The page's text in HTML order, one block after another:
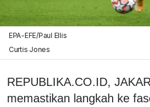
EPA-EFE/Paul Ellis
Curtis Jones
REPUBLIKA.CO.ID,
memastikan langkah ke